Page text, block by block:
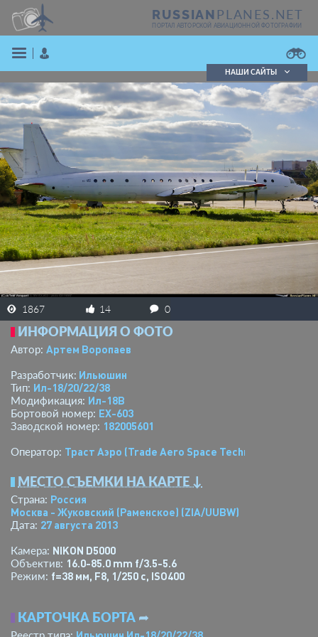
RUSSIAN PLANES.NET
ПОРТАЛ АВТОРСКОЙ АВИАЦИОННОЙ ФОТОГРАФИИ
ЗАРЕГИСТРИРОВАТЬСЯ
Поиск фотографий
Поиск в реестре
Кратко
Подробно
НАШИ САЙТЫ
1867 14 0
ИНФОРМАЦИЯ О ФОТО
Автор: Артем Воропаев
Разработчик: Ильюшин
Тип: Ил-18/20/22/38
Модификация: Ил-18В
Бортовой номер: EX-603
Заводской номер: 182005601
Оператор: Траст Аэро (Trade Aero Space Technologies)
МЕСТО СЪЕМКИ НА КАРТЕ ↓
Страна: Россия
Москва - Жуковский (Раменское) (ZIA/UUBW)
Дата: 27 августа 2013
Камера: NIKON D5000
Объектив: 16.0-85.0 mm f/3.5-5.6
Режим: f=38 мм, F8, 1/250 с, ISO400
КАРТОЧКА БОРТА ➦